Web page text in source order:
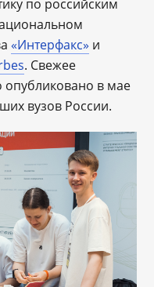
по российским
«Интерфакс» и
. Свежее
опубликовано в мае
вузов России.